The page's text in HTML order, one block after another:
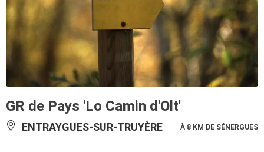
GR de Pays 'Lo Camin d'Olt'
ENTRAYGUES-SUR-TRUYÈRE À 8 KM DE SÉNERGUES